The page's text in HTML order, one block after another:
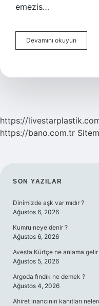
emezis…
Devamını okuyun
Ne
https://
https://bano.com.tr
SIDEBAR
SON YAZILAR
Dinimizde aşk var mıdır ?
Ağustos 6, 2026
Kumru neye denir ?
Ağustos 6, 2026
Avesta Kürtçe ne anlama gelir
Ağustos 5, 2026
Argoda fındık ne demek ?
Ağustos 4, 2026
Ahiret inancının kanıtları